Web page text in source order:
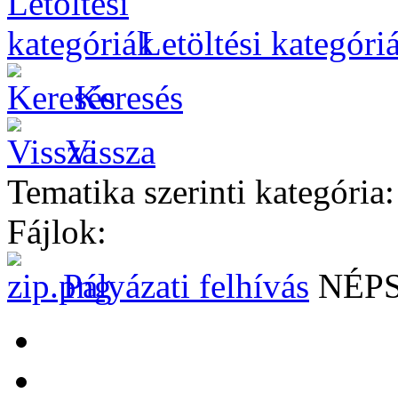
Letöltési
Keresés
Vissza
Tematika szerinti
Fájlok:
Pályázati felhívás